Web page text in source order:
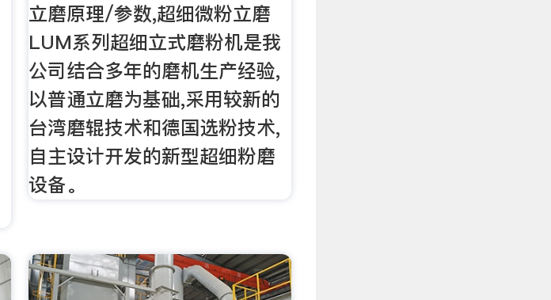
立磨原理/参数,超细微粉立磨
LUM系列超细立式磨粉机是我
公司结合多年的磨机生产经验,
以普通立磨为基础,采用较新的
台湾磨辊技术和德国选粉技术,
自主设计开发的新型超细粉磨
设备。